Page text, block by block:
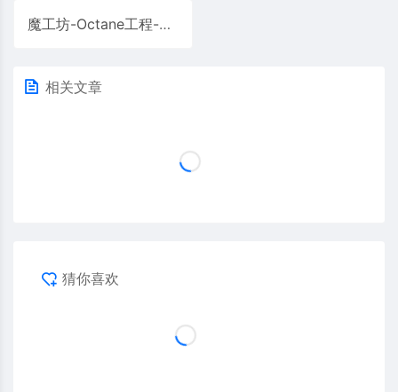
魔工坊-Octane工程-沙漠电视机
相关文章
猜你喜欢